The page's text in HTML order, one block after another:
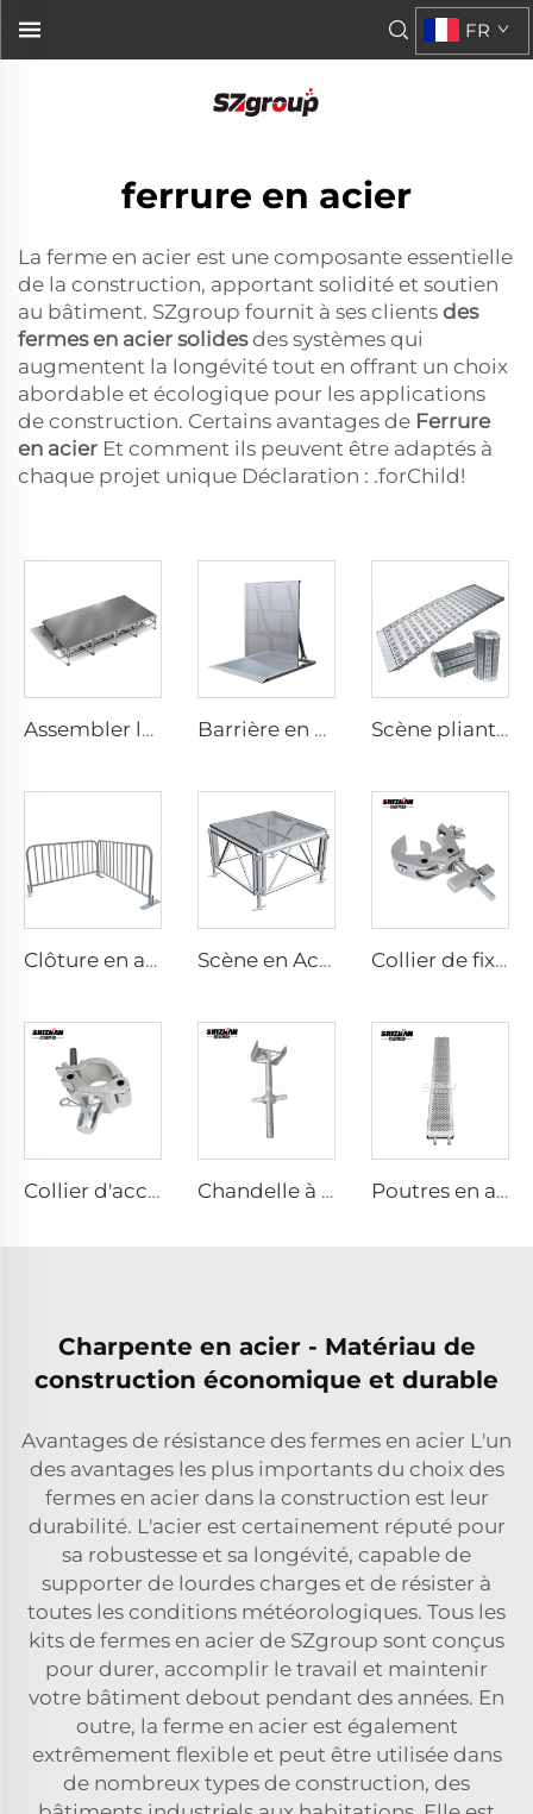
FR
ferrure en acier
La ferme en acier est une composante essentielle
de la construction, apportant solidité et soutien
au bâtiment. SZgroup fournit à ses clients des
fermes en acier solidesdes systèmes qui
augmentent la longévité tout en offrant un choix
abordable et écologique pour les applications
de construction. Certains avantages de Ferrure
en acier Et comment ils peuvent être adaptés à
chaque projet unique Déclaration : .forChild!
Assembler la scène Barrière en aluminium Scène pliante mobile en alliage, scène pliante pour événements avec escalier et rampe
Clôture en acier Scène en Acrylique Collier de fixation rapide
Collier d'accouplement Chandelle à vis avec embout en U Poutres en aluminium pour échafaudage
Charpente en acier - Matériau de
construction économique et durable
Avantages de résistance des fermes en acier L'un
des avantages les plus importants du choix des
fermes en acier dans la construction est leur
durabilité. L'acier est certainement réputé pour
sa robustesse et sa longévité, capable de
supporter de lourdes charges et de résister à
toutes les conditions météorologiques. Tous les
kits de fermes en acier de SZgroup sont conçus
pour durer, accomplir le travail et maintenir
votre bâtiment debout pendant des années. En
outre, la ferme en acier est également
extrêmement flexible et peut être utilisée dans
de nombreux types de construction, des